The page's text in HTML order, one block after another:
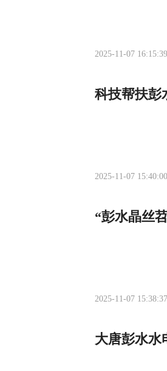
2025-11-07 16:15:39
科技帮扶彭
2025-11-07 15:40:00
“彭水晶丝
2025-11-07 15:38:37
大唐彭水水